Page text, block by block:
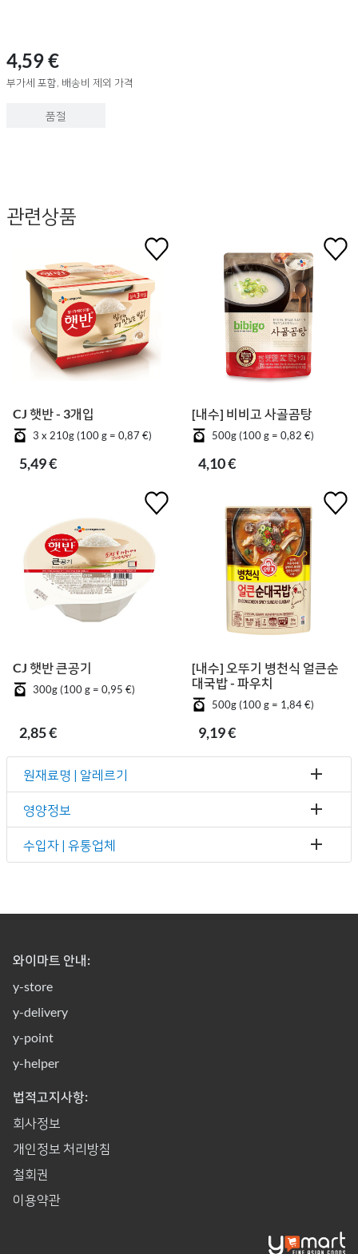
4,59 €
부가세 포함, 배송비 제외 가격
품절
관련상품
CJ 햇반 - 3개입
3 x 210g (100 g = 0,87 €)
5,49 €
[내수] 비비고 사골곰탕
500g (100 g = 0,82 €)
4,10 €
CJ 햇반 큰공기
300g (100 g = 0,95 €)
2,85 €
[내수] 오뚜기 병천식 얼큰순
대국밥 - 파우치
500g (100 g = 1,84 €)
9,19 €
원재료명 | 알레르기
영양정보
수입자 | 유통업체
와이마트 안내:
y-store
y-delivery
y-point
y-helper
법적고지사항:
회사정보
개인정보 처리방침
철회권
이용약관